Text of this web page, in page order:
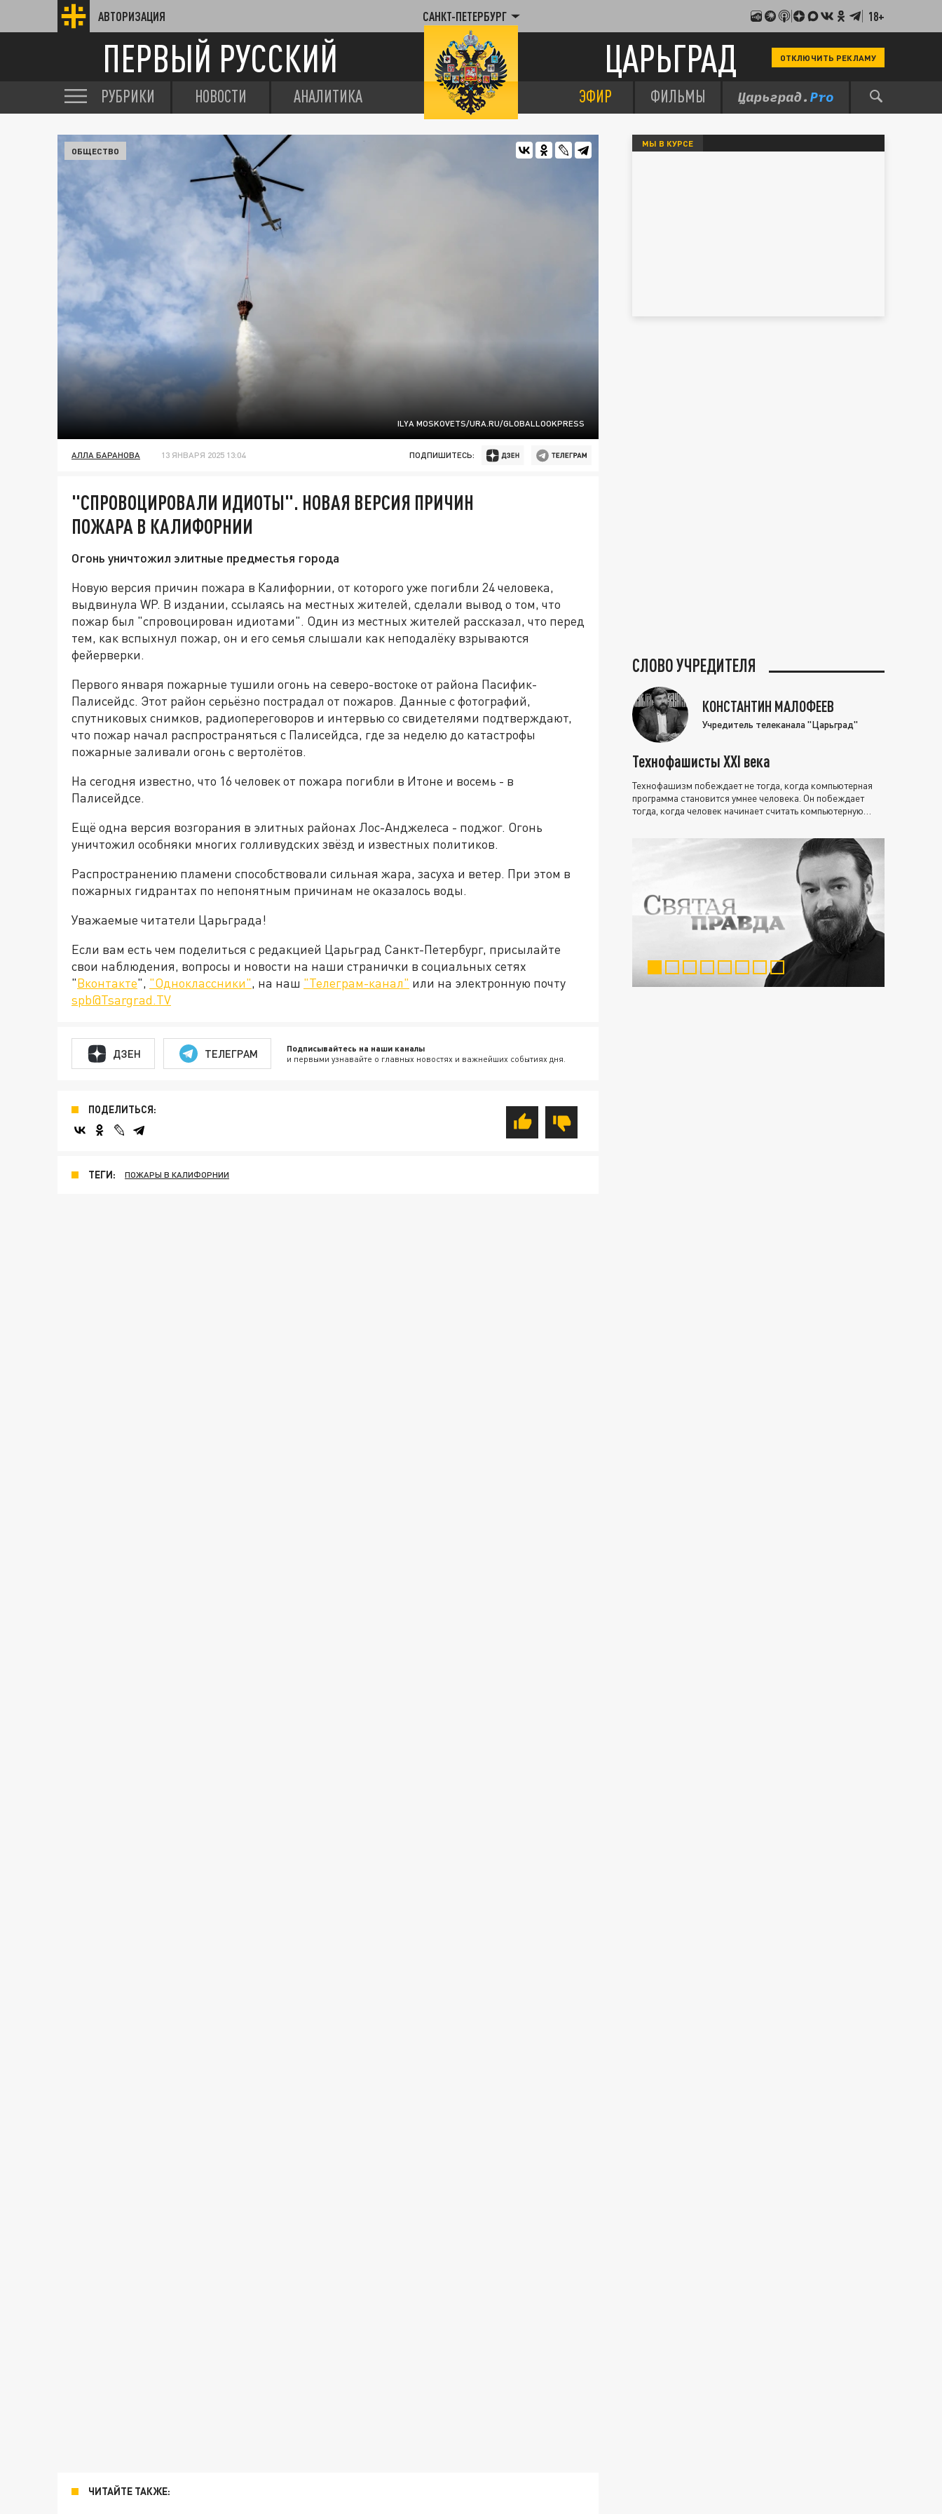
АВТОРИЗАЦИЯ САНКТ-ПЕТЕРБУРГ 18+
ПЕРВЫЙ РУССКИЙ ЦАРЬГРАД ОТКЛЮЧИТЬ РЕКЛАМУ
РУБРИКИ НОВОСТИ АНАЛИТИКА ЭФИР ФИЛЬМЫ
ILYA MOSKOVETS/URA.RU/GLOBALLOOKPRESS
ОБЩЕСТВО
АЛЛА БАРАНОВА 13 ЯНВАРЯ 2025 13:04 ПОДПИШИТЕСЬ:
"СПРОВОЦИРОВАЛИ ИДИОТЫ". НОВАЯ ВЕРСИЯ ПРИЧИН
ПОЖАРА В КАЛИФОРНИИ
Огонь уничтожил элитные предместья города
Новую версия причин пожара в Калифорнии, от которого уже погибли 24 человека,
выдвинула WP. В издании, ссылаясь на местных жителей, сделали вывод о том, что
пожар был "спровоцирован идиотами". Один из местных жителей рассказал, что перед
тем, как вспыхнул пожар, он и его семья слышали как неподалёку взрываются
фейерверки.
Первого января пожарные тушили огонь на северо-востоке от района Пасифик-
Палисейдс. Этот район серьёзно пострадал от пожаров. Данные с фотографий,
спутниковых снимков, радиопереговоров и интервью со свидетелями подтверждают,
что пожар начал распространяться с Палисейдса, где за неделю до катастрофы
пожарные заливали огонь с вертолётов.
На сегодня известно, что 16 человек от пожара погибли в Итоне и восемь - в
Палисейдсе.
Ещё одна версия возгорания в элитных районах Лос-Анджелеса - поджог. Огонь
уничтожил особняки многих голливудских звёзд и известных политиков.
Распространению пламени способствовали сильная жара, засуха и ветер. При этом в
пожарных гидрантах по непонятным причинам не оказалось воды.
Уважаемые читатели Царьграда!
Если вам есть чем поделиться с редакцией Царьград Санкт-Петербург, присылайте
свои наблюдения, вопросы и новости на наши странички в социальных сетях
"Вконтакте", "Одноклассники", на наш "Телеграм-канал" или на электронную почту
spb@Tsargrad.TV
ДЗЕН ТЕЛЕГРАМ Подписывайтесь на наши каналы
и первыми узнавайте о главных новостях и важнейших событиях дня.
ПОДЕЛИТЬСЯ:
ТЕГИ: ПОЖАРЫ В КАЛИФОРНИИ
ЧИТАЙТЕ ТАКЖЕ:
МЫ В КУРСЕ
СЛОВО УЧРЕДИТЕЛЯ
КОНСТАНТИН МАЛОФЕЕВ
Учредитель телеканала "Царьград"
Технофашисты XXI века
Технофашизм побеждает не тогда, когда компьютерная
программа становится умнее человека. Он побеждает
тогда, когда человек начинает считать компьютерную